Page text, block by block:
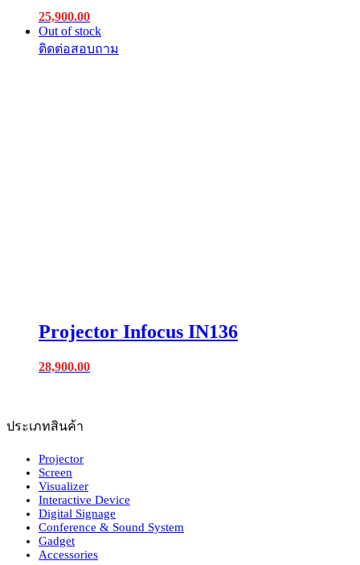
25,900.00
Out of stock
Projector Infocus IN136
28,900.00
ประเภทสินค้า
Projector
Screen
Visualizer
Interactive Device
Digital Signage
Conference & Sound System
Gadget
Accessories